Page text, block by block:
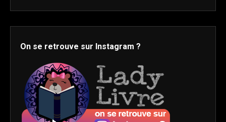
On se retrouve sur Instagram ?